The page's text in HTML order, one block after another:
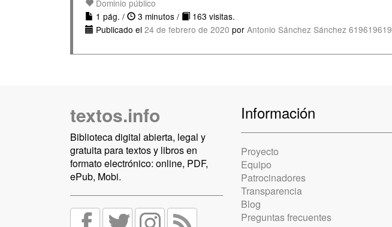
Dominio público
1 pág. /
3 minutos /
163 visitas.
Publicado el 24 de febrero de 2020 por Antonio Sánchez Sánchez 619619619
textos.info
Biblioteca digital abierta, legal y
gratuita para textos y libros en
formato electrónico: online, PDF,
ePub, Mobi.
Información
Proyecto
Equipo
Patrocinadores
Transparencia
Blog
Preguntas frecuentes